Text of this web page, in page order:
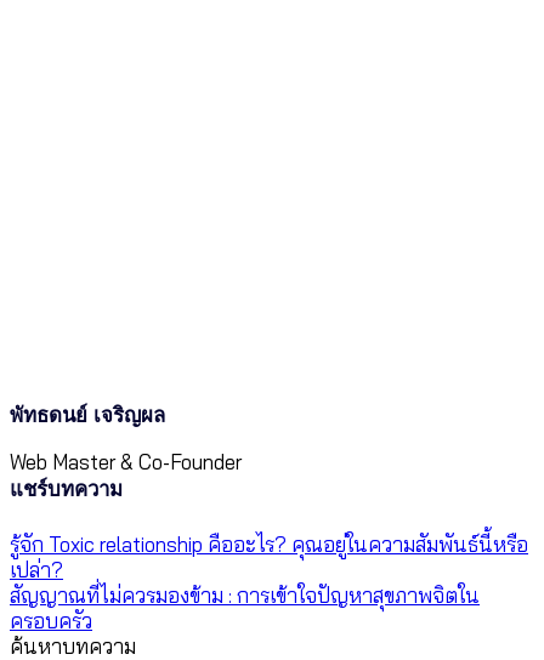
พัทธดนย์ เจริญผล
Web Master & Co-Founder
แชร์บทความ
รู้จัก Toxic relationship คืออะไร? คุณอยู่ในความสัมพันธ์นี้หรือ
เปล่า?
สัญญาณที่ไม่ควรมองข้าม : การเข้าใจปัญหาสุขภาพจิตใน
ครอบครัว
ค้นหาบทความ